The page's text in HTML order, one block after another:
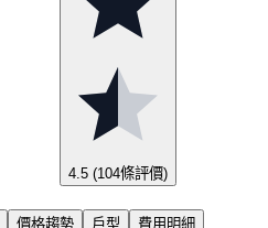
4.5 (104條評價)
價格趨勢 戶型 費用明細